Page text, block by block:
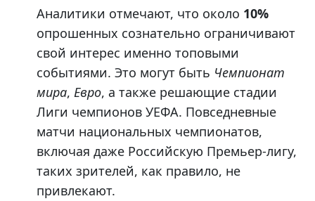
Аналитики отмечают, что около 10%
опрошенных сознательно ограничивают
свой интерес именно топовыми
событиями. Это могут быть Чемпионат
мира, Евро, а также решающие стадии
Лиги чемпионов УЕФА. Повседневные
матчи национальных чемпионатов,
включая даже Российскую Премьер-лигу,
таких зрителей, как правило, не
привлекают.